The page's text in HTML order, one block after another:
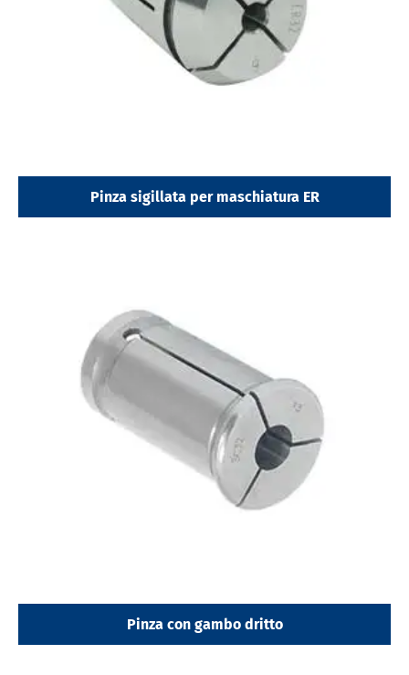
Pinza sigillata per maschiatura ER
Pinza con gambo dritto